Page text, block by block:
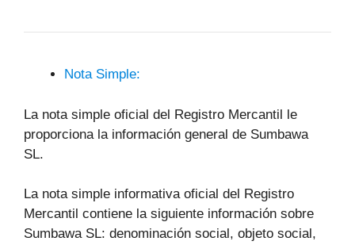
Nota Simple:
La nota simple oficial del Registro Mercantil le
proporciona la información general de Sumbawa
SL.
La nota simple informativa oficial del Registro
Mercantil contiene la siguiente información sobre
Sumbawa SL: denominación social, objeto social,